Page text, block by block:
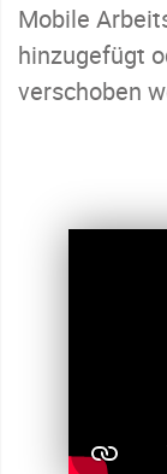
Mobile
hinzugefügt
verschoben